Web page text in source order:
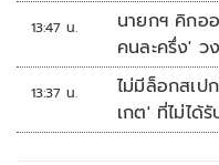
หัวหิน
13:47 น.
นายกฯ คิกอ
คนละครึ่ง' ว
ปากท้อง
13:37 น.
ไม่มีล็อกสเป
เกต' ที่ไม่ได้
เซ็นอนุมัติเรี